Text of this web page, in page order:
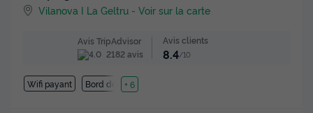
Vilanova I La Geltru -Voir sur la carte
Avis TripAdvisor
2182 avis
Avis clients
8.4/10
Wifi payant Bord de mer
+ 6